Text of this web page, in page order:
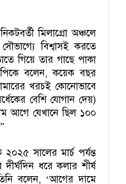
মিলাগ্রো অঞ্চলে
বিশ্বাসই করতে
গিয়ে তার গাছে পাকা
বলেন, কয়েক বছর
খরচই কোনোভাবে
বেশি যোগান দেয়)
আগে যেখানে ছিল ১০০
সালের মার্চ পর্যন্ত
ধরে কলার শীর্ষ
বলেন, ‘আগের দামে